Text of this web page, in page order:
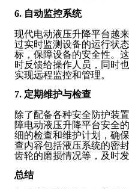
6. 自动监控系统
现代电动液压升降平台越
过实时监测设备的运行状
标，保障设备的安全性。
时反馈给操作人员，同时
实现远程监控和管理。
7. 定期维护与检查
除了配备各种安全防护装
障电动液压升降平台安全
细的检查和维护计划，确
查内容包括液压系统的密
齿轮的磨损情况等，及时
总结